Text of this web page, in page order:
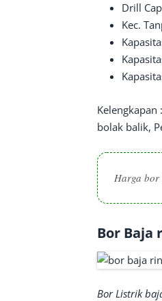
Drill
Kec.
Kelengkapan
bolak balik,
Harga bor
Bor Baja
Bor Listrik